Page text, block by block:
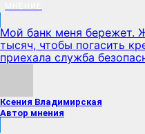
Мой банк меня бережет.
тысяч, чтобы погасить
приехала служба
Ксения Владимирская
Автор мнения